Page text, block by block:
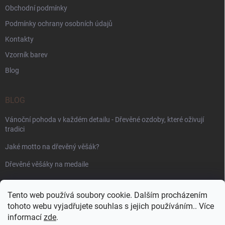
Tento web používá soubory cookie. Dalším procházením
tohoto webu vyjadřujete souhlas s jejich používáním.. Více
informací zde.
Obchodní podmínky
Podmínky ochrany osobních údajů
Kontakty
Vzorník barev
Blog
BLOG
Vánoční pohoda v každém detailu - Dřevěné ozdoby, které oživují
tradici
Jaké motto na dřevěný věšák?
Dřevěné věšáky na medaile
PŘIJÍMÁME ONLINE PLATBY